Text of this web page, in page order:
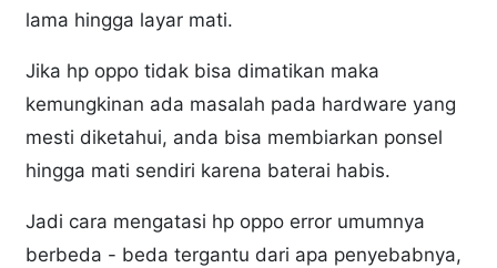
lama hingga layar mati.
Jika hp oppo tidak bisa dimatikan maka
kemungkinan ada masalah pada hardware yang
mesti diketahui, anda bisa membiarkan ponsel
hingga mati sendiri karena baterai habis.
Jadi cara mengatasi hp oppo error umumnya
berbeda - beda tergantu dari apa penyebabnya,